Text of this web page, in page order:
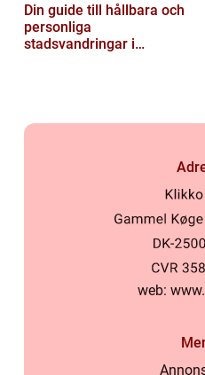
Din guide till hållbara och
personliga
stadsvandringar i
web: